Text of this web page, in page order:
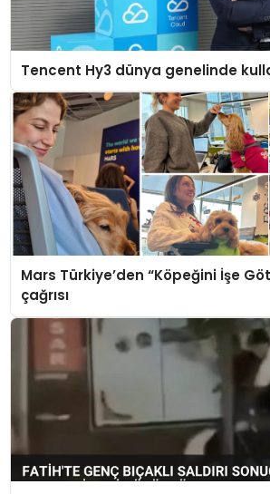
Tencent Hy3 dünya genelinde
Mars Türkiye’den “Köpeğini İşe
çağrısı